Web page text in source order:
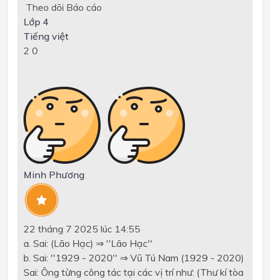
Theo dõi Báo cáo
Lớp 4
Tiếng việt
2 0
Minh Phương
22 tháng 7 2025 lúc 14:55
a. Sai: (Lão Hạc) ⇒ ''Lão Hạc''
b. Sai: ''1929 - 2020'' ⇒ Vũ Tú Nam (1929 - 2020)
Sai: Ông từng công tác tại các vị trí như: (Thư kí tòa